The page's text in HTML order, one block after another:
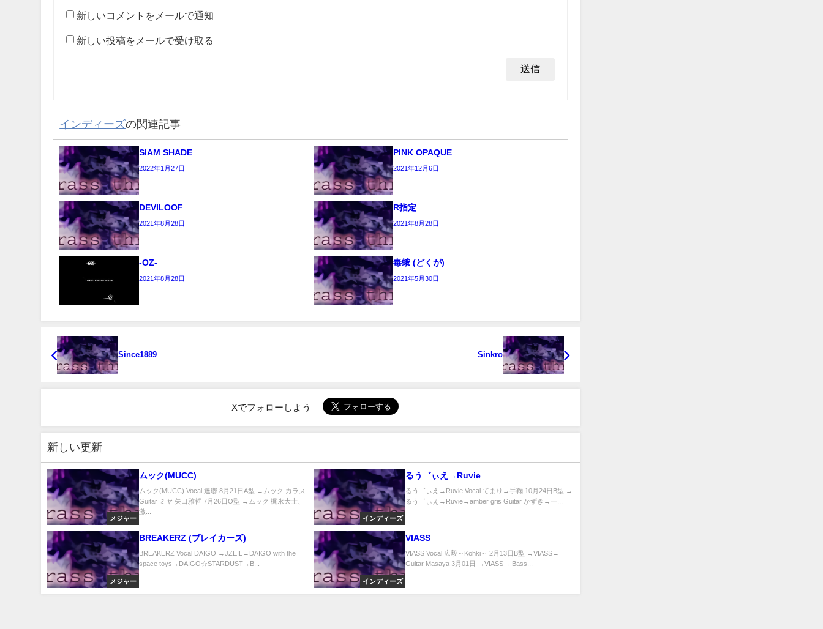
新しいコメントをメールで通知
新しい投稿をメールで受け取る
インディーズの関連記事
SIAM SHADE
2022年1月27日
PINK OPAQUE
2021年12月6日
DEVILOOF
2021年8月28日
R指定
2021年8月28日
-OZ-
2021年8月28日
毒蛾 (どくが)
2021年5月30日
Since1889 Sinkro
Xでフォローしよう
新しい更新
メジャー
ムック(MUCC)
ムック(MUCC) Vocal 達瑯 8月21日A型 →ムック カラス
Guitar ミヤ 矢口雅哲 7月26日O型 →ムック 梶永大士、
激...
インディーズ
るう゛ぃえ→Ruvie
るう゛ぃえ→Ruvie Vocal てまり→手鞠 10月24日B型 →
るう゛ぃえ→Ruvie→amber gris Guitar かずき→一...
メジャー
BREAKERZ (ブレイカーズ)
BREAKERZ Vocal DAIGO →JZEIL→DAIGO with the
space toys→DAIGO☆STARDUST→B...
インディーズ
VIASS
VIASS Vocal 広毅～Kohki～ 2月13日B型 →VIASS→
Guitar Masaya 3月01日 →VIASS→ Bass...